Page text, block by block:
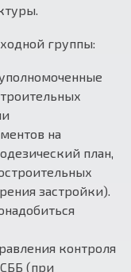
группы:
на
план,
застройки).
контроля
(при